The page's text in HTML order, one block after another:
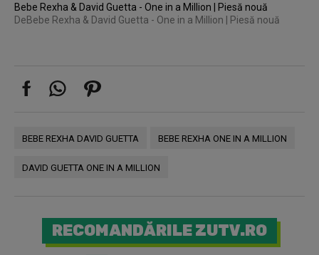
Bebe Rexha & David Guetta - One in a Million | Piesă nouă
DeBebe Rexha & David Guetta - One in a Million | Piesă nouă
BEBE REXHA DAVID GUETTA BEBE REXHA ONE IN A MILLION
DAVID GUETTA ONE IN A MILLION
RECOMANDĂRILE ZUTV.RO